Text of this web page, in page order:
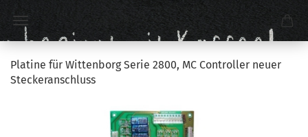
Platine für Wittenborg Serie 2800, MC Controller neuer
Steckeranschluss